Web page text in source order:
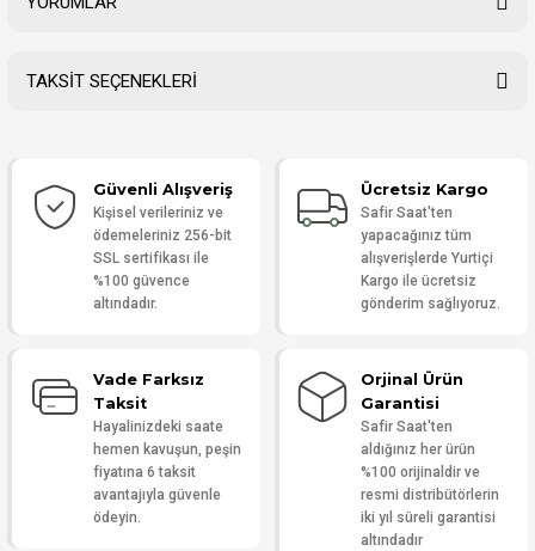
Yorum Yaz
TAKSİT SEÇENEKLERİ
Güvenli Alışveriş
Kişisel verileriniz ve
ödemeleriniz 256-bit
SSL sertifikası ile
%100 güvence
altındadır.
Ücretsiz Kargo
Safir Saat'ten
yapacağınız tüm
alışverişlerde Yurtiçi
Kargo ile ücretsiz
gönderim sağlıyoruz.
Vade Farksız
Taksit
Hayalinizdeki saate
hemen kavuşun, peşin
fiyatına 6 taksit
avantajıyla güvenle
ödeyin.
Orjinal Ürün
Garantisi
Safir Saat'ten
aldığınız her ürün
%100 orijinaldir ve
resmi distribütörlerin
iki yıl süreli garantisi
altındadır